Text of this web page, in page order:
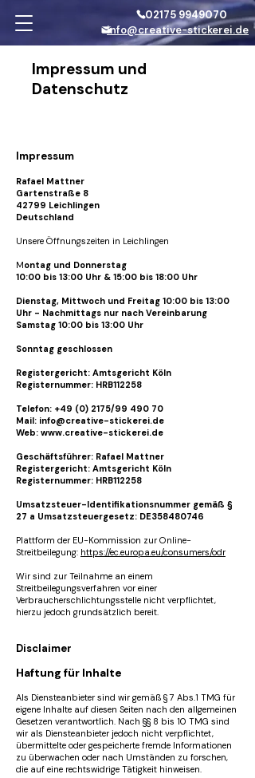
02175 9949070
info@creative-stickerei.de
Impressum und
Datenschutz
Impressum
Rafael Mattner
Gartenstraße 8
42799 Leichlingen
Deutschland
Unsere Öffnungszeiten in Leichlingen
Montag und Donnerstag
10:00 bis 13:00 Uhr & 15:00 bis 18:00 Uhr
Dienstag, Mittwoch und Freitag 10:00 bis 13:00
Uhr - Nachmittags nur nach Vereinbarung
Samstag 10:00 bis 13:00 Uhr
Sonntag geschlossen
Registergericht: Amtsgericht Köln
Registernummer: HRB112258
Telefon: +49 (0) 2175/99 490 70
Mail: info@creative-stickerei.de
Web: www.creative-stickerei.de
Geschäftsführer: Rafael Mattner
Registergericht: Amtsgericht Köln
Registernummer: HRB112258
Umsatzsteuer-Identifikationsnummer gemäß §
27 a Umsatzsteuergesetz: DE358480746
Plattform der EU-Kommission zur Online-
Streitbeilegung: https://ec.europa.eu/consumers/odr
Wir sind zur Teilnahme an einem
Streitbeilegungsverfahren vor einer
Verbraucherschlichtungsstelle nicht verpflichtet,
hierzu jedoch grundsätzlich bereit.
Disclaimer
Haftung für Inhalte
Als Diensteanbieter sind wir gemäß § 7 Abs.1 TMG für
eigene Inhalte auf diesen Seiten nach den allgemeinen
Gesetzen verantwortlich. Nach §§ 8 bis 10 TMG sind
wir als Diensteanbieter jedoch nicht verpflichtet,
übermittelte oder gespeicherte fremde Informationen
zu überwachen oder nach Umständen zu forschen,
die auf eine rechtswidrige Tätigkeit hinweisen.